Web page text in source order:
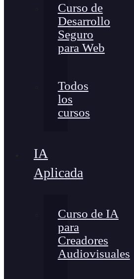
Curso de
Desarrollo
Seguro
para Web
Todos
los
cursos
IA
Aplicada
Curso de IA
para
Creadores
Audiovisuales